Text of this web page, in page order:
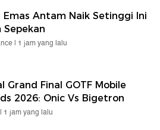
Emas Antam Naik Setinggi Ini
Sepekan
| 1 jam yang lalu
Grand Final GOTF Mobile
2026: Onic Vs Bigetron
1 jam yang lalu